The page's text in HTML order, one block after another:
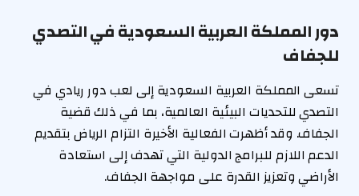
دور المملكة العربية السعودية في التصدي
للجفاف
تسعى المملكة العربية السعودية إلى لعب دور ريادي في
التصدي للتحديات البيئية العالمية، بما في ذلك قضية
الجفاف. وقد أظهرت الفعالية الأخيرة التزام الرياض بتقديم
الدعم اللازم للبرامج الدولية التي تهدف إلى استعادة
الأراضي وتعزيز القدرة على مواجهة الجفاف.